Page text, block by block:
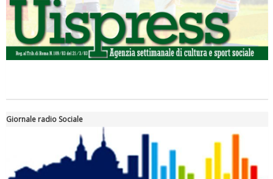
Luglio 2026: "Pensando con i piedi, si possono fare le
rivoluzioni"
Giornale radio Sociale